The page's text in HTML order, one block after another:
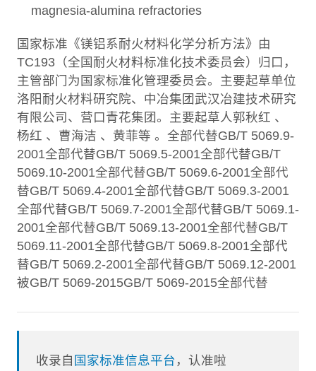
magnesia-alumina refractories
国家标准《镁铝系耐火材料化学分析方法》由
TC193（全国耐火材料标准化技术委员会）归口，
主管部门为国家标准化管理委员会。主要起草单位
洛阳耐火材料研究院、中冶集团武汉冶建技术研究
有限公司、营口青花集团。主要起草人郭秋红 、
杨红 、曹海洁 、黄菲等 。全部代替GB/T 5069.9-
2001全部代替GB/T 5069.5-2001全部代替GB/T
5069.10-2001全部代替GB/T 5069.6-2001全部代
替GB/T 5069.4-2001全部代替GB/T 5069.3-2001
全部代替GB/T 5069.7-2001全部代替GB/T 5069.1-
2001全部代替GB/T 5069.13-2001全部代替GB/T
5069.11-2001全部代替GB/T 5069.8-2001全部代
替GB/T 5069.2-2001全部代替GB/T 5069.12-2001
被GB/T 5069-2015GB/T 5069-2015全部代替
收录自 国家标准信息平台 ，认准啦